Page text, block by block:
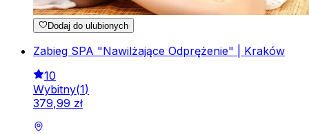
Dodaj do ulubionych
Zabieg SPA "Nawilżające Odprężenie" | Kraków
10
Wybitny(1)
379,99 zł